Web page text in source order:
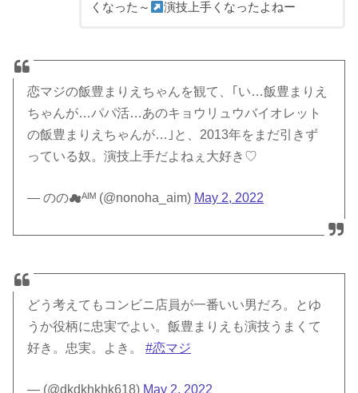
くなった～
演技上手くなったよねー
恋マジの飯豊まりえちゃんを観て、｢い…飯豊まりえ
ちゃんが…パパ活…あのキョウリュウバイオレット
の飯豊まりえちゃんが…｣と、2013年をまだ引きず
っている奴。演技上手だよねぇ大好き♡
— のの☁︎ᴬᴵᴹ (@nonoha_aim) May 2, 2022
どう考えてもコンビニ店員が一番いい男だろ。とゆ
うか役柄に忠実でよい。飯豊まりえも演技うまくて
好き。忠実。よき。#恋マジ
— (@dkdkhkhk618) May 2, 2022